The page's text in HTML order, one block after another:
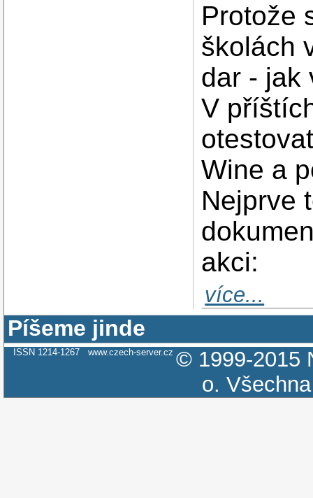
Protože
školách
dar - jak
V
Wine a
Nejprve
akci:
více...
Píšeme jinde
ISSN 1214-1267 www.czech-server.cz © 1999-2015
o.